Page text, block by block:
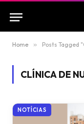
Home » Posts Tagged
CLÍNICA DE
NOTÍCIAS